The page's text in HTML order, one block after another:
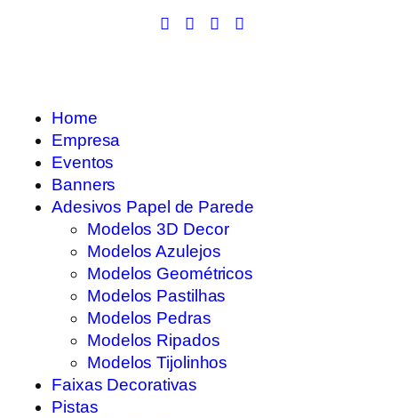
Home
Empresa
Eventos
Banners
Adesivos Papel de Parede
Modelos 3D Decor
Modelos Azulejos
Modelos Geométricos
Modelos Pastilhas
Modelos Pedras
Modelos Ripados
Modelos Tijolinhos
Faixas Decorativas
Pistas